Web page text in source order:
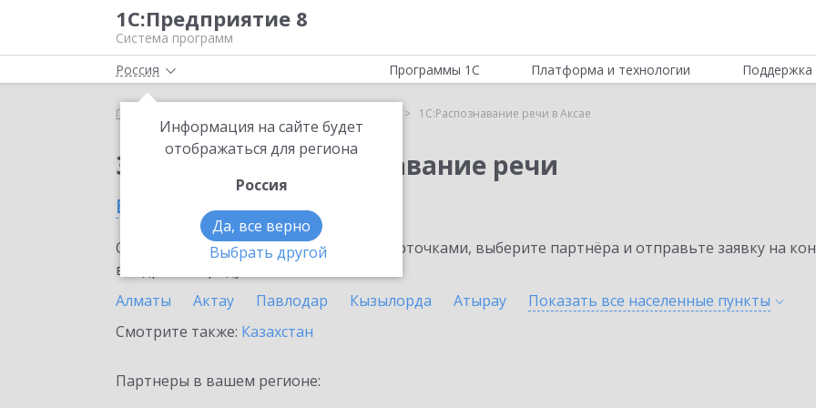
1С:Предприятие 8
Система программ
Россия
Информация на сайте будет
отображаться для региона
Россия
Да, все верно
Выбрать другой
Программы 1С Платформа и технологии Поддержка
Главная 1С:Распознавание речи в Аксае
Заказать 1С:Распознавание речи
в Аксае
Ознакомьтесь с информационными карточками, выберите партнёра и отправьте заявку на
внедрение продукта.
Алматы
Актау Павлодар Кызылорда Атырау Показать все населенные пункты
Смотрите также: Казахстан
Партнеры в вашем регионе: